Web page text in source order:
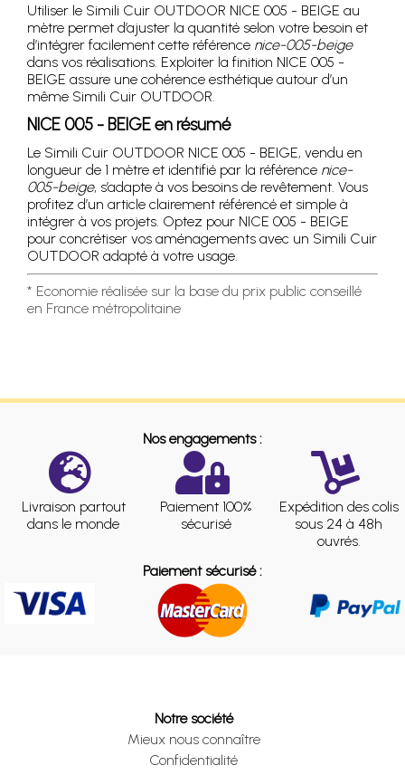
Utiliser le Simili Cuir OUTDOOR NICE 005 - BEIGE au
mètre permet d’ajuster la quantité selon votre besoin et
d’intégrer facilement cette référence nice-005-beige
dans vos réalisations. Exploiter la finition NICE 005 -
BEIGE assure une cohérence esthétique autour d’un
même Simili Cuir OUTDOOR.
NICE 005 - BEIGE en résumé
Le Simili Cuir OUTDOOR NICE 005 - BEIGE, vendu en
longueur de 1 mètre et identifié par la référence nice-
005-beige, s’adapte à vos besoins de revêtement. Vous
profitez d’un article clairement référencé et simple à
intégrer à vos projets. Optez pour NICE 005 - BEIGE
pour concrétiser vos aménagements avec un Simili Cuir
OUTDOOR adapté à votre usage.
* Economie réalisée sur la base du prix public conseillé
en France métropolitaine
Nos engagements :
Livraison partout
dans le monde
Paiement 100%
sécurisé
Expédition des colis
sous 24 à 48h
ouvrés.
Paiement sécurisé :
Notre société
Mieux nous connaître
Confidentialité